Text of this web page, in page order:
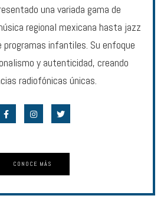
una variada gama de
regional mexicana hasta jazz
programas infantiles. Su enfoque
y autenticidad, creando
radiofónicas únicas.
CONOCE MÁS